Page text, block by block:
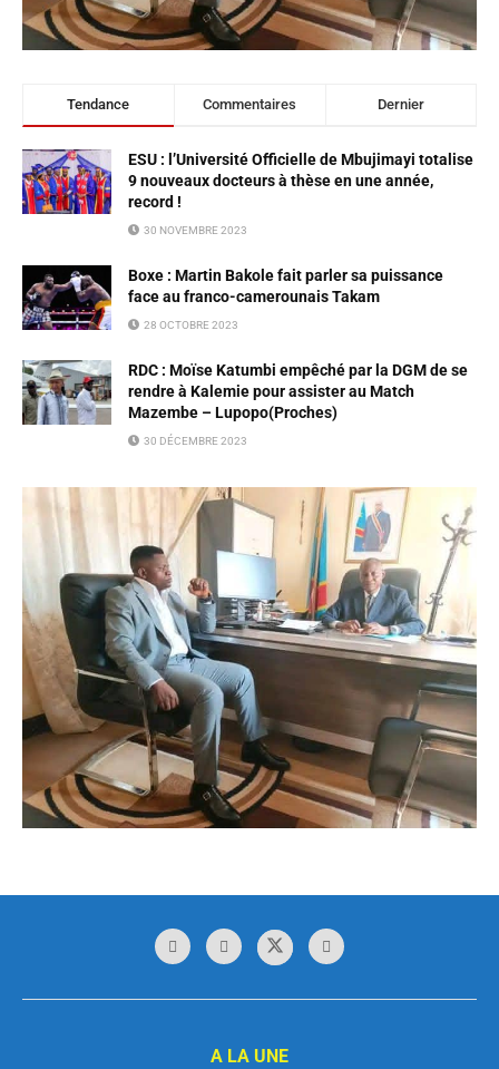
Tendance Commentaires Dernier
ESU : l’Université Officielle de Mbujimayi totalise
9 nouveaux docteurs à thèse en une année,
record !
30 NOVEMBRE 2023
Boxe : Martin Bakole fait parler sa puissance
face au franco-camerounais Takam
28 OCTOBRE 2023
RDC : Moïse Katumbi empêché par la DGM de se
rendre à Kalemie pour assister au Match
Mazembe – Lupopo(Proches)
30 DÉCEMBRE 2023
A LA UNE